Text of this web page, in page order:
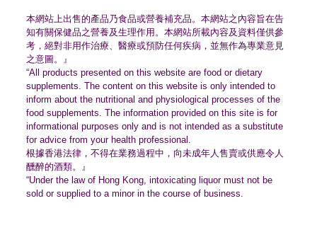
本網站上出售的產品乃食品或營養補充品。 本網站之內容旨在告
知有關保健品之營養及生理作用。 本網站所載內容及資料僅供參
考，絕對非用作治療、 醫療或預防任何疾病，並無作為專業意見
之意圖。』
“All products presented on this website are food or dietary
supplements. The content on this website is only intended to
inform about the nutritional and physiological processes of the
food supplements. The information provided on this site is for
informational purposes only and is not intended as a substitute
for advice from your health professional.
根據香港法律，不得在業務過程中， 向未成年人售賣或供應令人
醺醉的酒類。』
“Under the law of Hong Kong, intoxicating liquor must not be
sold or supplied to a minor in the course of business.